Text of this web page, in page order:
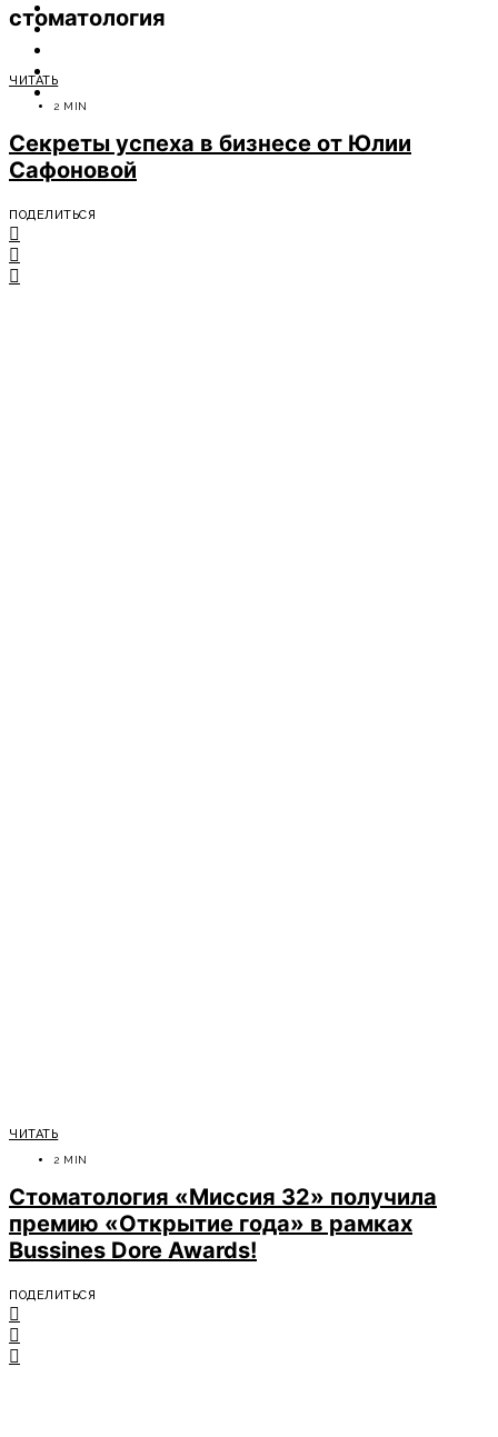
КРАСОТА
МОДА
стоматология
ЧИТАТЬ
2 MIN
Секреты успеха в бизнесе от Юлии
Сафоновой
ПОДЕЛИТЬСЯ
ЧИТАТЬ
2 MIN
Стоматология «Миссия 32» получила
премию «Открытие года» в рамках
Bussines Dore Awards!
ПОДЕЛИТЬСЯ